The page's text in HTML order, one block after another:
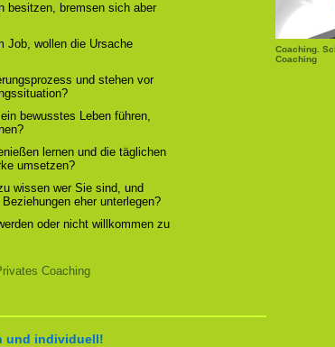
Coaching.
Coaching
besitzen, bremsen sich aber
Job, wollen die Ursache
und stehen vor
bewusstes Leben führen,
lernen und die täglichen
umsetzen?
wissen wer Sie sind, und
eher unterlegen?
oder nicht willkommen zu
Coaching
und individuell!